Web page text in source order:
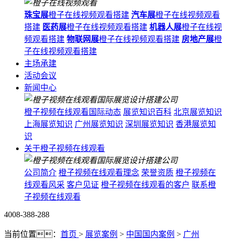
珠宝展橙子在线视频观看搭建 汽车展橙子在线视频观看
搭建 医药展橙子在线视频观看搭建 机器人展橙子在线视
频观看搭建 物联网展橙子在线视频观看搭建 房地产展橙
子在线视频观看搭建
主场承建
活动会议
新闻中心
橙子视频在线观看国际动态 展览知识百科 北京展览知识
上海展览知识 广州展览知识 深圳展览知识 香港展览知
识
关于橙子视频在线观看
公司简介 橙子视频在线观看理念 荣誉资质 橙子视频在
线观看风采 客户见证 橙子视频在线观看的客户 联系橙
子视频在线观看
4008-388-288
当前位置： 首页 > 展览案例 > 中国国内案例 > 广州